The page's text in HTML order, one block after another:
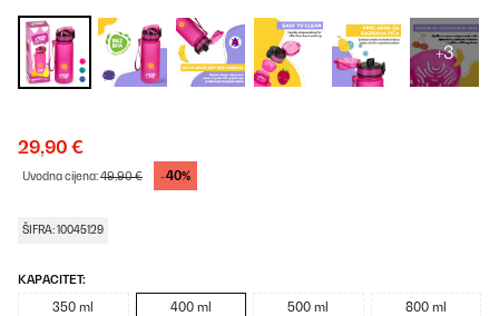
+3
29,90 €
Uvodna cijena:49,90 € -40%
ŠIFRA: 10045129
KAPACITET:
350 ml 400 ml 500 ml 800 ml